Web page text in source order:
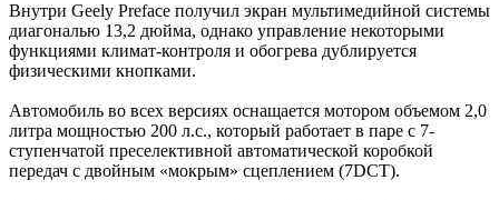
Внутри Geely Preface получил экран мультимедийной системы
диагональю 13,2 дюйма, однако управление некоторыми
функциями климат-контроля и обогрева дублируется
физическими кнопками.
Автомобиль во всех версиях оснащается мотором объемом 2,0
литра мощностью 200 л.с., который работает в паре с 7-
ступенчатой преселективной автоматической коробкой
передач с двойным «мокрым» сцеплением (7DCT).